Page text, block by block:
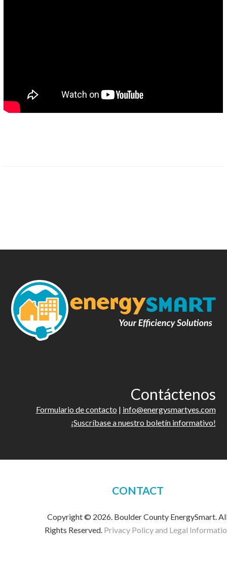
Contáctenos
Formulario de contacto | info@energysmartyes.com
¡Suscríbase a nuestro boletín informativo!
CONTACT
Copyright © 2026. Boulder County EnergySmart.
Rights Reserved. Privacy Policy and Legal